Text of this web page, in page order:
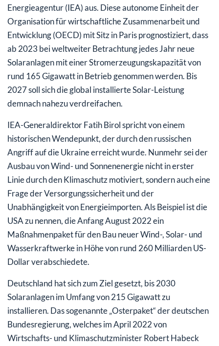
Energieagentur (IEA) aus. Diese autonome Einheit der
Organisation für wirtschaftliche Zusammenarbeit und
Entwicklung (OECD) mit Sitz in Paris prognostiziert, dass
ab 2023 bei weltweiter Betrachtung jedes Jahr neue
Solaranlagen mit einer Stromerzeugungskapazität von
rund 165 Gigawatt in Betrieb genommen werden. Bis
2027 soll sich die global installierte Solar-Leistung
demnach nahezu verdreifachen.
IEA-Generaldirektor Fatih Birol spricht von einem
historischen Wendepunkt, der durch den russischen
Angriff auf die Ukraine erreicht wurde. Nunmehr sei der
Ausbau von Wind- und Sonnenenergie nicht in erster
Linie durch den Klimaschutz motiviert, sondern auch eine
Frage der Versorgungssicherheit und der
Unabhängigkeit von Energieimporten. Als Beispiel ist die
USA zu nennen, die Anfang August 2022 ein
Maßnahmenpaket für den Bau neuer Wind-, Solar- und
Wasserkraftwerke in Höhe von rund 260 Milliarden US-
Dollar verabschiedete.
Deutschland hat sich zum Ziel gesetzt, bis 2030
Solaranlagen im Umfang von 215 Gigawatt zu
installieren. Das sogenannte „Osterpaket“ der deutschen
Bundesregierung, welches im April 2022 von
Wirtschafts- und Klimaschutzminister Robert Habeck